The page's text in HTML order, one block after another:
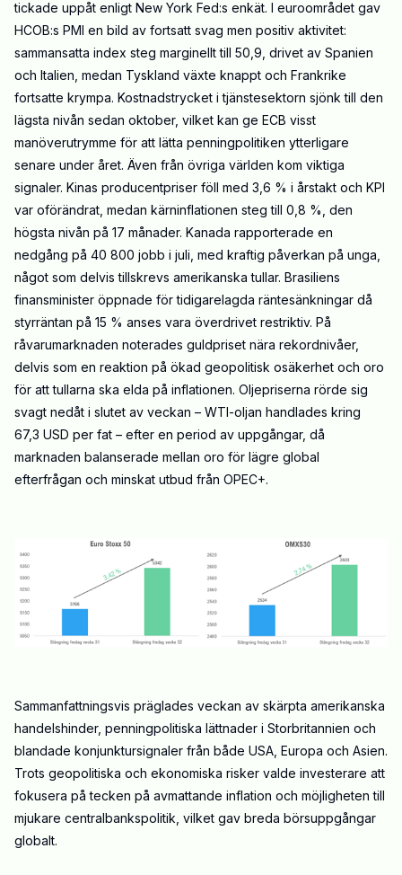
tickade uppåt enligt New York Fed:s enkät. I euroområdet gav
HCOB:s PMI en bild av fortsatt svag men positiv aktivitet:
sammansatta index steg marginellt till 50,9, drivet av Spanien
och Italien, medan Tyskland växte knappt och Frankrike
fortsatte krympa. Kostnadstrycket i tjänstesektorn sjönk till den
lägsta nivån sedan oktober, vilket kan ge ECB visst
manöverutrymme för att lätta penningpolitiken ytterligare
senare under året. Även från övriga världen kom viktiga
signaler. Kinas producentpriser föll med 3,6 % i årstakt och KPI
var oförändrat, medan kärninflationen steg till 0,8 %, den
högsta nivån på 17 månader. Kanada rapporterade en
nedgång på 40 800 jobb i juli, med kraftig påverkan på unga,
något som delvis tillskrevs amerikanska tullar. Brasiliens
finansminister öppnade för tidigarelagda räntesänkningar då
styrräntan på 15 % anses vara överdrivet restriktiv. På
råvarumarknaden noterades guldpriset nära rekordnivåer,
delvis som en reaktion på ökad geopolitisk osäkerhet och oro
för att tullarna ska elda på inflationen. Oljepriserna rörde sig
svagt nedåt i slutet av veckan – WTI-oljan handlades kring
67,3 USD per fat – efter en period av uppgångar, då
marknaden balanserade mellan oro för lägre global
efterfrågan och minskat utbud från OPEC+.
Sammanfattningsvis präglades veckan av skärpta amerikanska
handelshinder, penningpolitiska lättnader i Storbritannien och
blandade konjunktursignaler från både USA, Europa och Asien.
Trots geopolitiska och ekonomiska risker valde investerare att
fokusera på tecken på avmattande inflation och möjligheten till
mjukare centralbankspolitik, vilket gav breda börsuppgångar
globalt.